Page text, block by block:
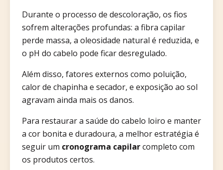
Durante o processo de descoloração, os fios
sofrem alterações profundas: a fibra capilar
perde massa, a oleosidade natural é reduzida, e
o pH do cabelo pode ficar desregulado.
Além disso, fatores externos como poluição,
calor de chapinha e secador, e exposição ao sol
agravam ainda mais os danos.
Para restaurar a saúde do cabelo loiro e manter
a cor bonita e duradoura, a melhor estratégia é
seguir um cronograma capilarcompleto com
os produtos certos.